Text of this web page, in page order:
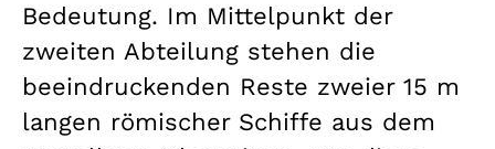
Bedeutung. Im Mittelpunkt der
zweiten Abteilung stehen die
beeindruckenden Reste zweier 15 m
langen römischer Schiffe aus dem